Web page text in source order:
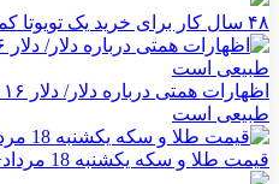
۴۸ سال کار برای خرید یک تویوتا کمری
طبیعی است
قیمت طلا و سکه یکشنبه 18 مرداد+ جدول